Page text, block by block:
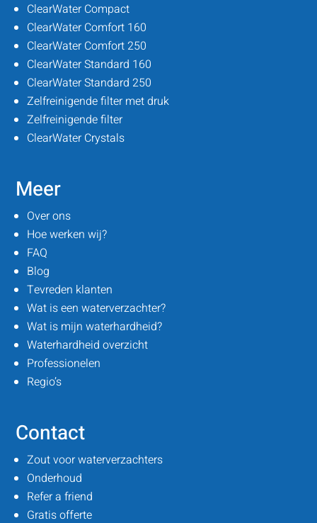
ClearWater Compact
ClearWater Comfort 160
ClearWater Comfort 250
ClearWater Standard 160
ClearWater Standard 250
Zelfreinigende filter met druk
Zelfreinigende filter
ClearWater Crystals
Meer
Over ons
Hoe werken wij?
FAQ
Blog
Tevreden klanten
Wat is een waterverzachter?
Wat is mijn waterhardheid?
Waterhardheid overzicht
Professionelen
Regio’s
Contact
Zout voor waterverzachters
Onderhoud
Refer a friend
Gratis offerte